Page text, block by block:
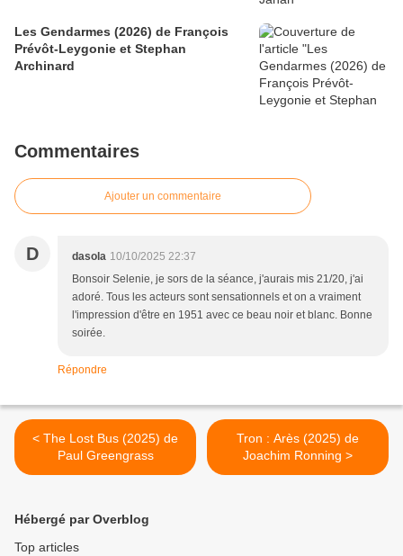
Les Gendarmes (2026) de François
Prévôt-Leygonie et Stephan
Archinard
Commentaires
Ajouter un commentaire
D dasola 10/10/2025 22:37
Bonsoir Selenie, je sors de la séance, j'aurais mis 21/20, j'ai
adoré. Tous les acteurs sont sensationnels et on a vraiment
l'impression d'être en 1951 avec ce beau noir et blanc. Bonne
soirée.
Répondre
< The Lost Bus (2025) de
Paul Greengrass
Tron : Arès (2025) de
Joachim Ronning >
Hébergé par Overblog
Top articles